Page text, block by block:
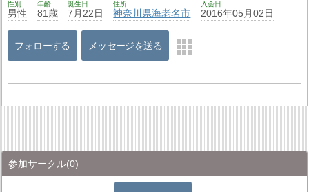
性別
男性
年齢
81歳
誕生日
7月22日
住所
神奈川県海老名市
入会日
2016年05月02日
フォローする メッセージを送る
参加サークル(0)